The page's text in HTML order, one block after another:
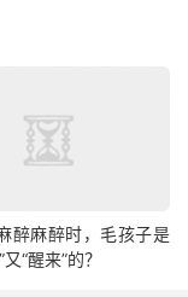
醉麻醉时，毛孩子是
“醒来”的？